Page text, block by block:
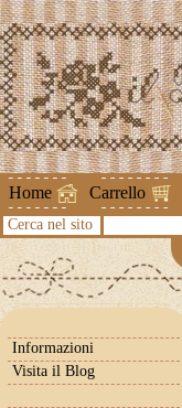
Home Carrello
Cerca nel sito
Informazioni
Visita il Blog